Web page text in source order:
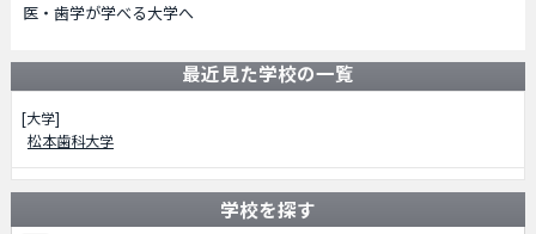
医・歯学が学べる大学へ
最近見た学校の一覧
[大学]
松本歯科大学
学校を探す